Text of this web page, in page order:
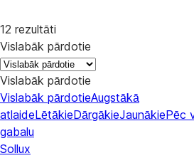
12 rezultāti
Vislabāk pārdotie
Vislabāk pārdotie
Vislabāk pārdotieAugstākā
atlaideLētākieDārgākieJaunākiePēc
gabalu
Sollux